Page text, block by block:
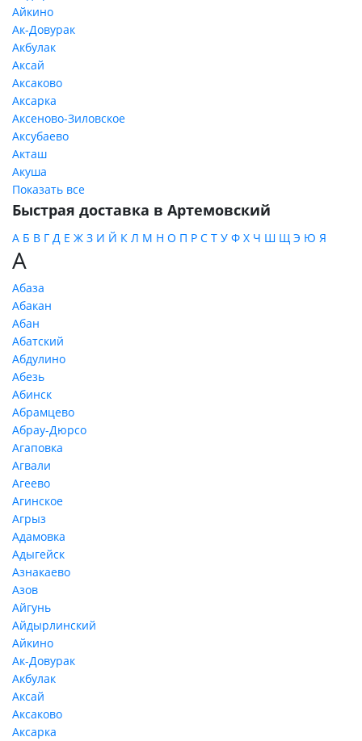
Айкино
Ак-Довурак
Акбулак
Аксай
Аксаково
Аксарка
Аксеново-Зиловское
Аксубаево
Акташ
Акуша
Показать все
Быстрая доставка в Артемовский
А Б В Г Д Е Ж З И Й К Л М Н О П Р С Т У Ф Х Ч Ш Щ Э Ю Я
А
Абаза
Абакан
Абан
Абатский
Абдулино
Абезь
Абинск
Абрамцево
Абрау-Дюрсо
Агаповка
Агвали
Агеево
Агинское
Агрыз
Адамовка
Адыгейск
Азнакаево
Азов
Айгунь
Айдырлинский
Айкино
Ак-Довурак
Акбулак
Аксай
Аксаково
Аксарка